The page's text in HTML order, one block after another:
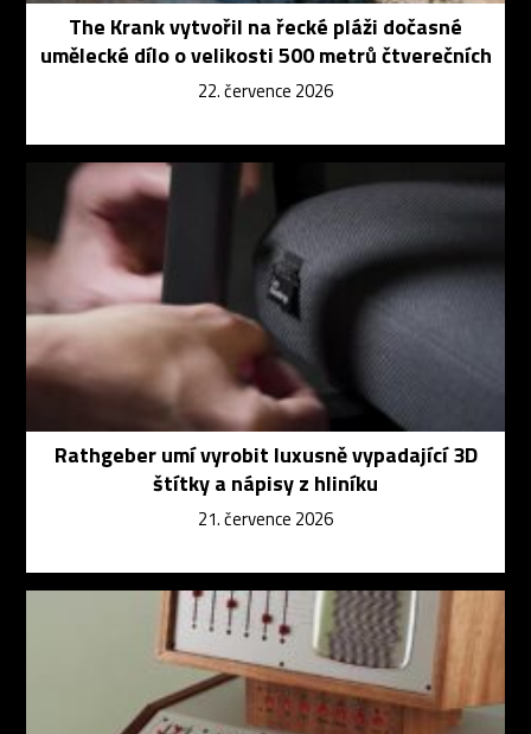
The Krank vytvořil na řecké pláži dočasné
umělecké dílo o velikosti 500 metrů čtverečních
22. července 2026
Rathgeber umí vyrobit luxusně vypadající 3D
štítky a nápisy z hliníku
21. července 2026